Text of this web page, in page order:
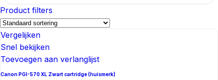
Product filters
Vergelijken
Snel bekijken
Toevoegen aan verlanglijst
Canon PGI-570 XL Zwart cartridge (huismerk)